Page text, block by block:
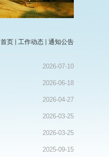
首页 工作动态 通知公告
2026-07-10
2026-06-18
2026-04-27
2026-03-25
2026-03-25
2025-09-15